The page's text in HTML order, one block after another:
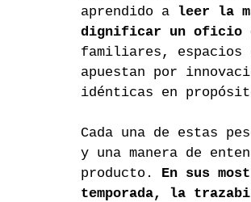
aprendido a leer la
dignificar un oficio
familiares, espacios
apuestan por
idénticas en
Cada una de estas
y una manera de
producto. En sus
temporada, la